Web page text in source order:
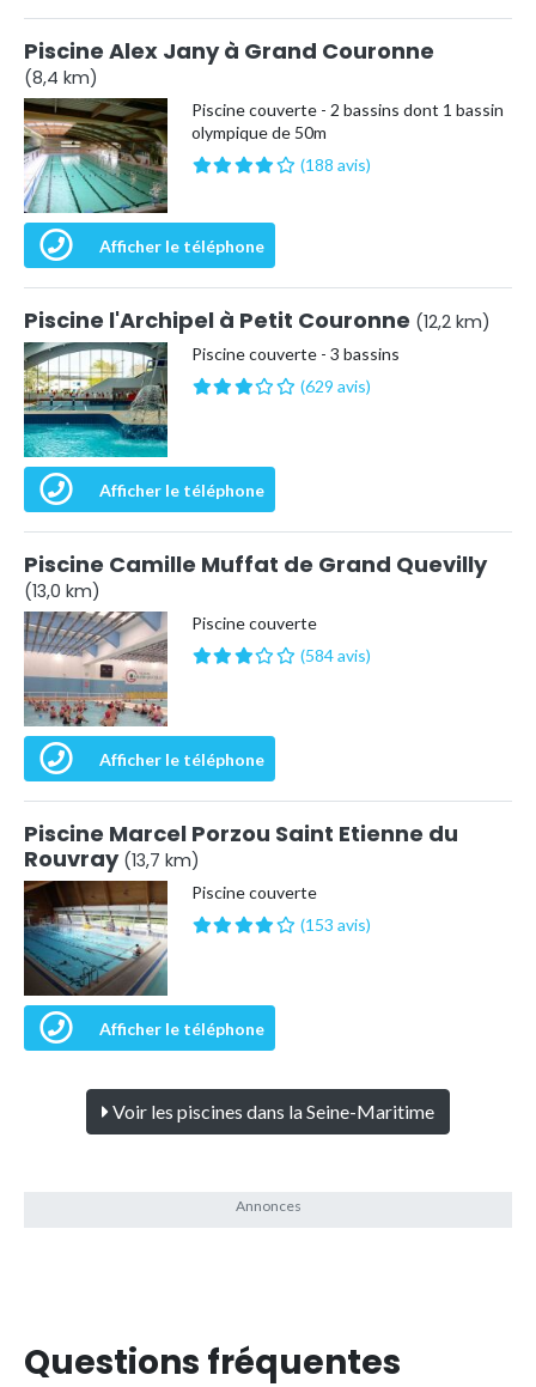
Piscine Alex Jany à Grand Couronne
(8,4 km)
Piscine couverte - 2 bassins dont 1 bassin
olympique de 50m
(188 avis)
Afficher le téléphone
Piscine l'Archipel à Petit Couronne (12,2 km)
Piscine couverte - 3 bassins
(629 avis)
Afficher le téléphone
Piscine Camille Muffat de Grand Quevilly
(13,0 km)
Piscine couverte
(584 avis)
Afficher le téléphone
Piscine Marcel Porzou Saint Etienne du
Rouvray (13,7 km)
Piscine couverte
(153 avis)
Afficher le téléphone
Voir les piscines dans la Seine-Maritime
Questions fréquentes